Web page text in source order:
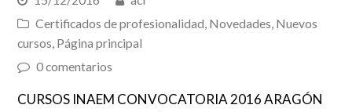
Certificados de profesionalidad, Novedades, Nuevos
cursos, Página principal
0 comentarios
CURSOS INAEM CONVOCATORIA 2016 ARAGÓN